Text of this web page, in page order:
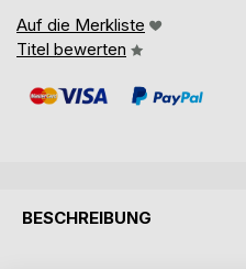
Auf die Merkliste
Titel bewerten
BESCHREIBUNG